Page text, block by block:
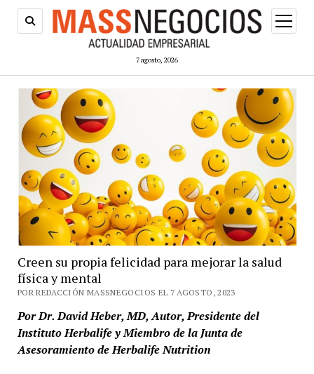
7 agosto, 2026
abrir
menú
Creen su propia felicidad para mejorar la salud
física y mental
POR REDACCIÓN MASSNEGOCIOS EL 7 AGOSTO, 2023
Por Dr. David Heber, MD, Autor, Presidente del
Instituto Herbalife y Miembro de la Junta de
Asesoramiento de Herbalife Nutrition